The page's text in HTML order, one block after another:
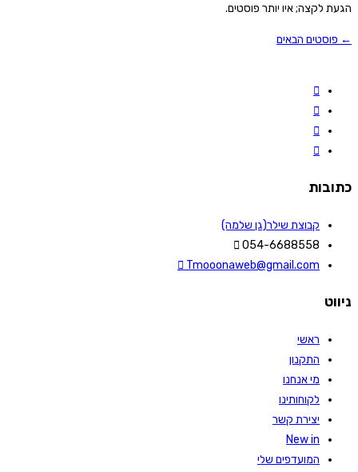
הגעת לקצה; איו יותר פוסטים.
← פוסטים הבאים
כתובות
קבוצת שילר(גן שלמה)
054-6688558
Tmooonaweb@gmail.com
ניווט
ראשי
התקנון
מי אנחנו
לקוחותינו
יצירת קשר
New in
המועדפים שלי